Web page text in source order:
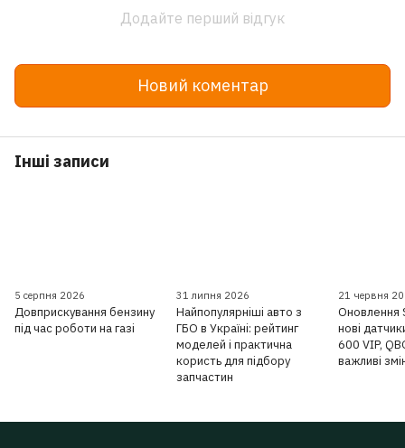
Додайте перший відгук
Новий коментар
Інші записи
5 серпня 2026
Довприскування бензину
під час роботи на газі
31 липня 2026
Найпопулярніші авто з
ГБО в Україні: рейтинг
моделей і практична
користь для підбору
запчастин
21 червня
Оновлення
нові
600 VIP,
важливі